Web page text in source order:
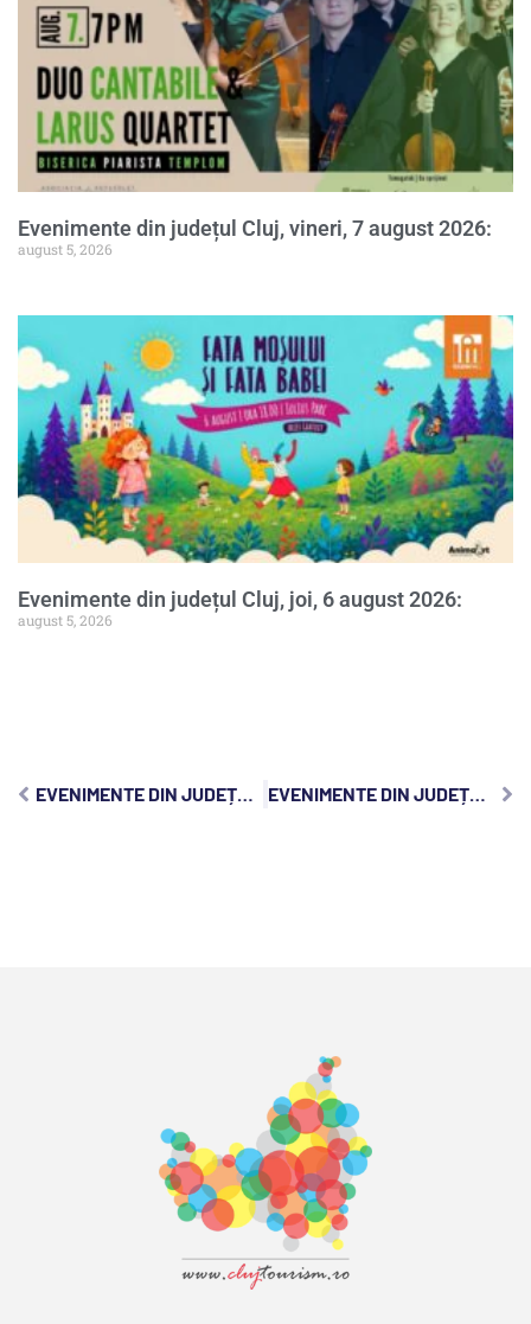
Evenimente din județul Cluj, vineri, 7 august 2026:
august 5, 2026
Evenimente din județul Cluj, joi, 6 august 2026:
august 5, 2026